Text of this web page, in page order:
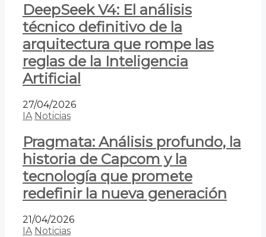
DeepSeek V4: El análisis
técnico definitivo de la
arquitectura que rompe las
reglas de la Inteligencia
Artificial
27/04/2026
IA Noticias
Pragmata: Análisis profundo, la
historia de Capcom y la
tecnología que promete
redefinir la nueva generación
21/04/2026
IA Noticias